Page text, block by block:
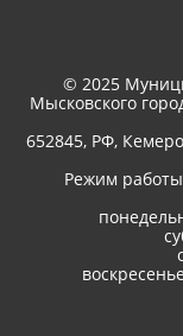
© 2025
Мысковского
652845, РФ,
Режим